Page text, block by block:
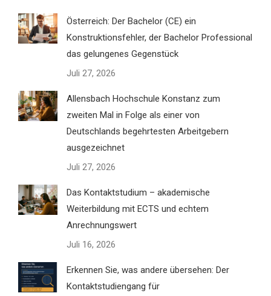
Österreich: Der Bachelor (CE) ein
Konstruktionsfehler, der Bachelor Professional
das gelungenes Gegenstück
Juli 27, 2026
Allensbach Hochschule Konstanz zum
zweiten Mal in Folge als einer von
Deutschlands begehrtesten Arbeitgebern
ausgezeichnet
Juli 27, 2026
Das Kontaktstudium – akademische
Weiterbildung mit ECTS und echtem
Anrechnungswert
Juli 16, 2026
Erkennen Sie, was andere übersehen: Der
Kontaktstudiengang für